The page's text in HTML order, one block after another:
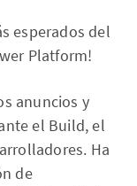
esperados del
Platform!
anuncios y
el Build, el
Ha
de